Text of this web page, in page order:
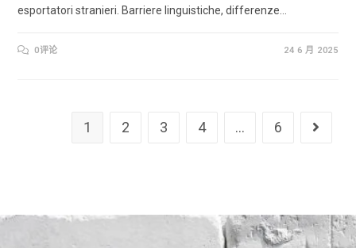
esportatori stranieri. Barriere linguistiche, differenze…
0评论 24 6 月 2025
1 2 3 4 … 6